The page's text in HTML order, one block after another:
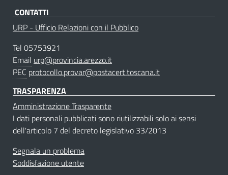
CONTATTI
URP - Ufficio Relazioni con il Pubblico
Tel 05753921
Email urp@provincia.arezzo.it
PEC protocollo.provar@postacert.toscana.it
TRASPARENZA
Amministrazione Trasparente
I dati personali pubblicati sono riutilizzabili solo ai sensi
dell'articolo 7 del decreto legislativo 33/2013
Segnala un problema
Soddisfazione utente